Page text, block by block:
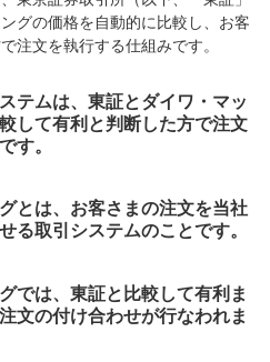
グの価格を自動的に比較し、お客
注文を執行する仕組みです。
テムは、東証とダイワ・マッ
して有利と判断した方で注文
す。
とは、お客さまの注文を当社
る取引システムのことです。
では、東証と比較して有利ま
文の付け合わせが行なわれま